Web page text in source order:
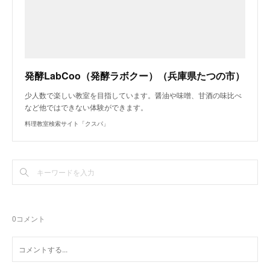
発酵LabCoo（発酵ラボクー）（兵庫県たつの市）
少人数で楽しい教室を目指しています。醤油や味噌、甘酒の味比べ
など他ではできない体験ができます。
料理教室検索サイト「クスパ」
0コメント